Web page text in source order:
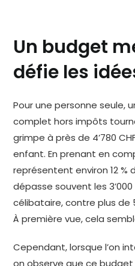
Un budget
défie les
Pour une personne seule,
complet hors impôts
grimpe à près de 4’780
enfant. En prenant en
représentent environ 12 %
dépasse souvent les
célibataire, contre plus de
À première vue, cela
Cependant, lorsque l’on
on observe que ce